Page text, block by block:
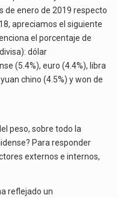
de enero de 2019 respecto
apreciamos el siguiente
el porcentaje de
dólar
(5.4%), euro (4.4%), libra
chino (4.5%) y won de
peso, sobre todo la
Para responder
externos e internos,
reflejado un